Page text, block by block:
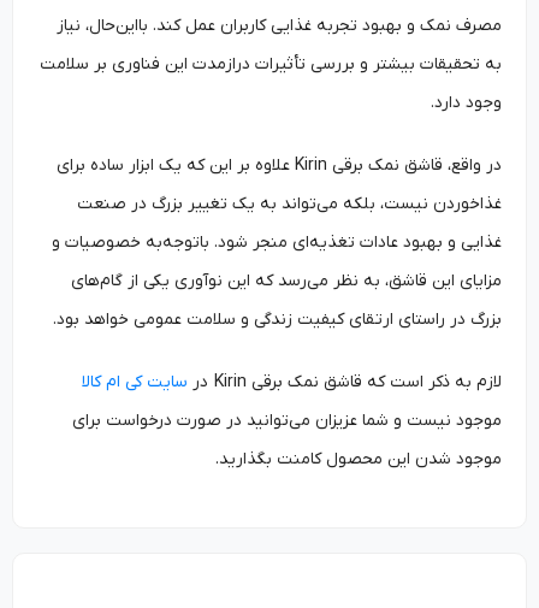
مصرف نمک و بهبود تجربه غذایی کاربران عمل کند. بااین‌حال، نیاز
به تحقیقات بیشتر و بررسی تأثیرات درازمدت این فناوری بر سلامت
وجود دارد.
در واقع، قاشق نمک برقی Kirin علاوه بر این که یک ابزار ساده برای
غذاخوردن نیست، بلکه می‌تواند به یک تغییر بزرگ در صنعت
غذایی و بهبود عادات تغذیه‌ای منجر شود. باتوجه‌به خصوصیات و
مزایای این قاشق، به نظر می‌رسد که این نوآوری یکی از گام‌های
بزرگ در راستای ارتقای کیفیت زندگی و سلامت عمومی خواهد بود.
لازم به ذکر است که قاشق نمک برقی Kirin در
سایت کی ام کالا
موجود نیست و شما عزیزان می‌توانید در صورت درخواست برای
موجود شدن این محصول کامنت بگذارید.